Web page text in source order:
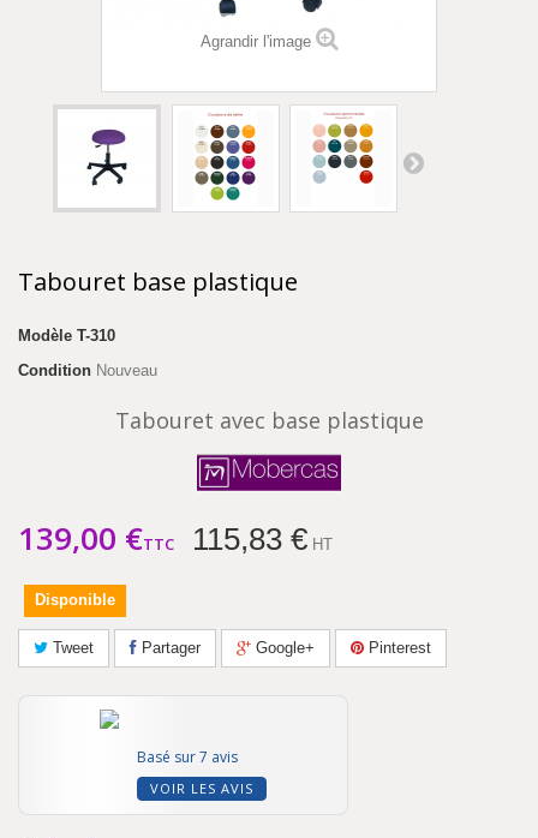
Agrandir l'image
Tabouret base plastique
Modèle T-310
Condition Nouveau
Tabouret avec base plastique
139,00 €TTC 115,83 € HT
Disponible
Tweet Partager Google+ Pinterest
Basé sur 7 avis
VOIR LES AVIS